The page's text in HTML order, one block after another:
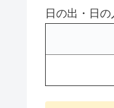
日の出・日